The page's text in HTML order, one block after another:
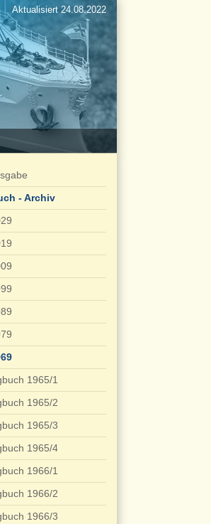
Aktualisiert 24.08.2022
- Archiv
1965/1
1965/2
1965/3
1965/4
1966/1
1966/2
1966/3